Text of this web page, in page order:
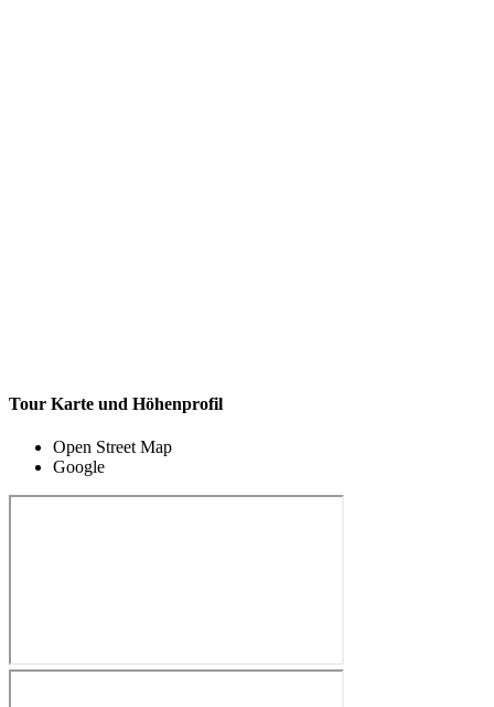
Tour Karte und Höhenprofil
Open Street Map
Google